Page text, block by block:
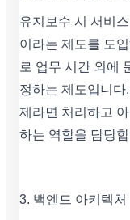
유지보수 시 서비
이라는 제도를 도
로 업무 시간 외에
정하는 제도입니다
제라면 처리하고
하는 역할을 담당
3. 백엔드 아키텍처